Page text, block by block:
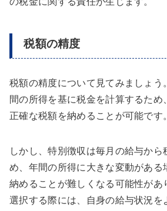
税額の精度
税額の精度について見てみましょう
間の所得を基に税金を計算するため
正確な税額を納めることが可能です。
しかし、特別徴収は毎月の給与から
め、年間の所得に大きな変動がある
納めることが難しくなる可能性があ
選択する際には、自身の給与状況を